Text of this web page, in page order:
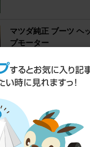
マツダ純正 ブーツ ヘ
プモーター
米将軍さん
carrozzeria DEH-P717
RX-7 [FD]
ジャキ助さん
1